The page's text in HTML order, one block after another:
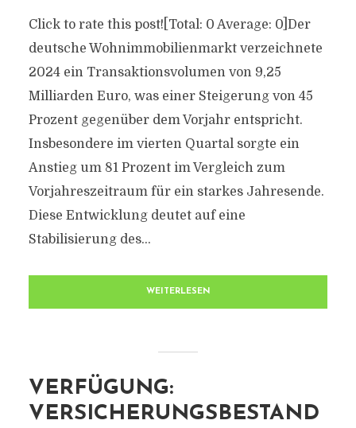
Click to rate this post![Total: 0 Average: 0]Der
deutsche Wohnimmobilienmarkt verzeichnete
2024 ein Transaktionsvolumen von 9,25
Milliarden Euro, was einer Steigerung von 45
Prozent gegenüber dem Vorjahr entspricht.
Insbesondere im vierten Quartal sorgte ein
Anstieg um 81 Prozent im Vergleich zum
Vorjahreszeitraum für ein starkes Jahresende.
Diese Entwicklung deutet auf eine
Stabilisierung des...
WEITERLESEN
VERFÜGUNG:
VERSICHERUNGSBESTAND